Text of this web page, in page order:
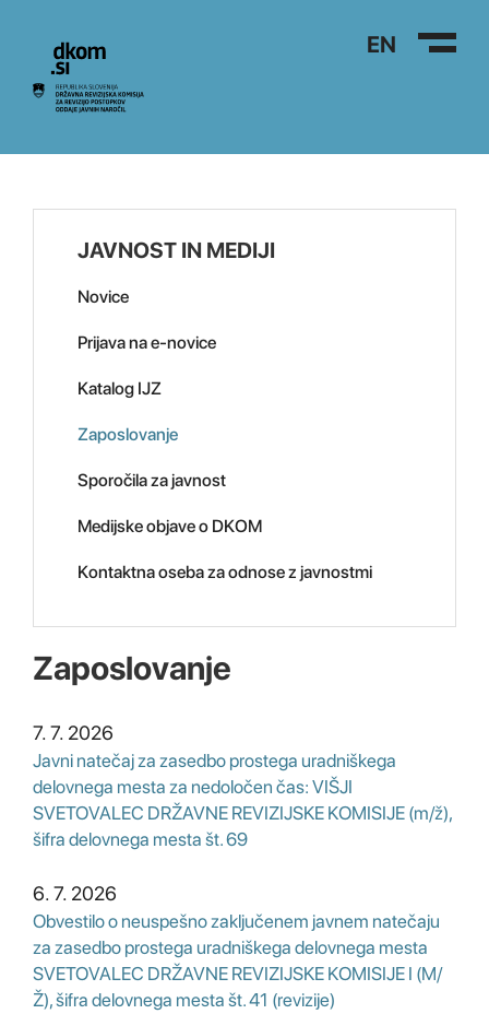
Na vsebino EN
Zaposlovanje
7. 7. 2026
Javni natečaj za zasedbo prostega uradniškega
delovnega mesta za nedoločen čas: VIŠJI
SVETOVALEC DRŽAVNE REVIZIJSKE KOMISIJE (m/ž),
šifra delovnega mesta št. 69
6. 7. 2026
Obvestilo o neuspešno zaključenem javnem natečaju
za zasedbo prostega uradniškega delovnega mesta
SVETOVALEC DRŽAVNE REVIZIJSKE KOMISIJE I (M/
Ž), šifra delovnega mesta št. 41 (revizije)
JAVNOST IN MEDIJI
Novice
Prijava na e-novice
Katalog IJZ
Zaposlovanje
Sporočila za javnost
Medijske objave o DKOM
Kontaktna oseba za odnose z javnostmi